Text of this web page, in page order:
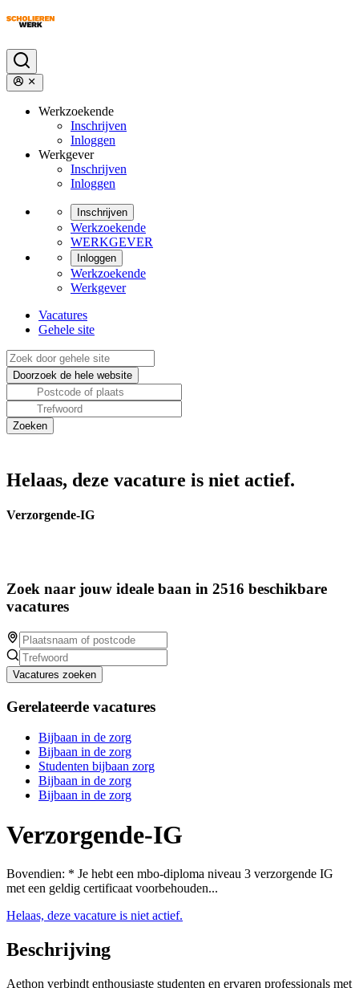
Werkzoekende
Inschrijven
Inloggen
Werkgever
Inschrijven
Inloggen
Inschrijven
Werkzoekende
WERKGEVER
Inloggen
Werkzoekende
Werkgever
Vacatures
Gehele site
Helaas, deze vacature is niet actief.
Verzorgende-IG
Zoek naar jouw ideale baan in 2516 beschikbare
vacatures
Vacatures zoeken
Gerelateerde vacatures
Bijbaan in de zorg
Bijbaan in de zorg
Studenten bijbaan zorg
Bijbaan in de zorg
Bijbaan in de zorg
Verzorgende-IG
Bovendien: * Je hebt een mbo-diploma niveau 3 verzorgende IG
met een geldig certificaat voorbehouden...
Helaas, deze vacature is niet actief.
Beschrijving
Aethon verbindt enthousiaste studenten en ervaren professionals met